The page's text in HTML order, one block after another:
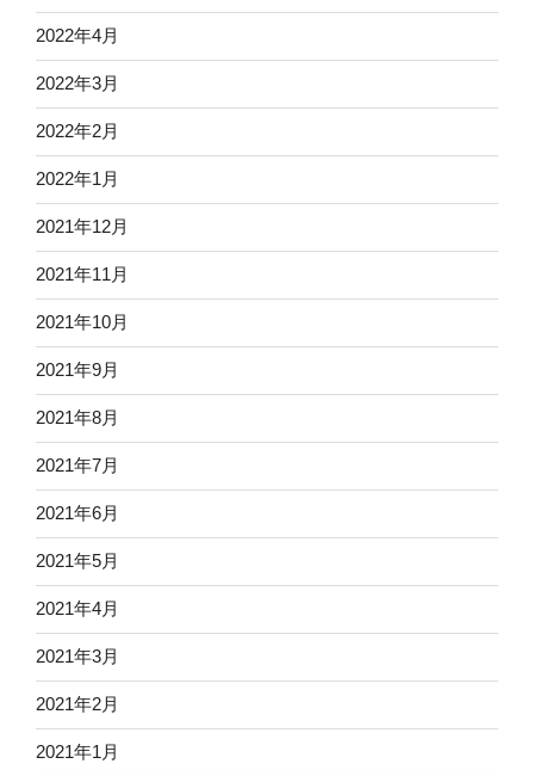
2022年4月
2022年3月
2022年2月
2022年1月
2021年12月
2021年11月
2021年10月
2021年9月
2021年8月
2021年7月
2021年6月
2021年5月
2021年4月
2021年3月
2021年2月
2021年1月